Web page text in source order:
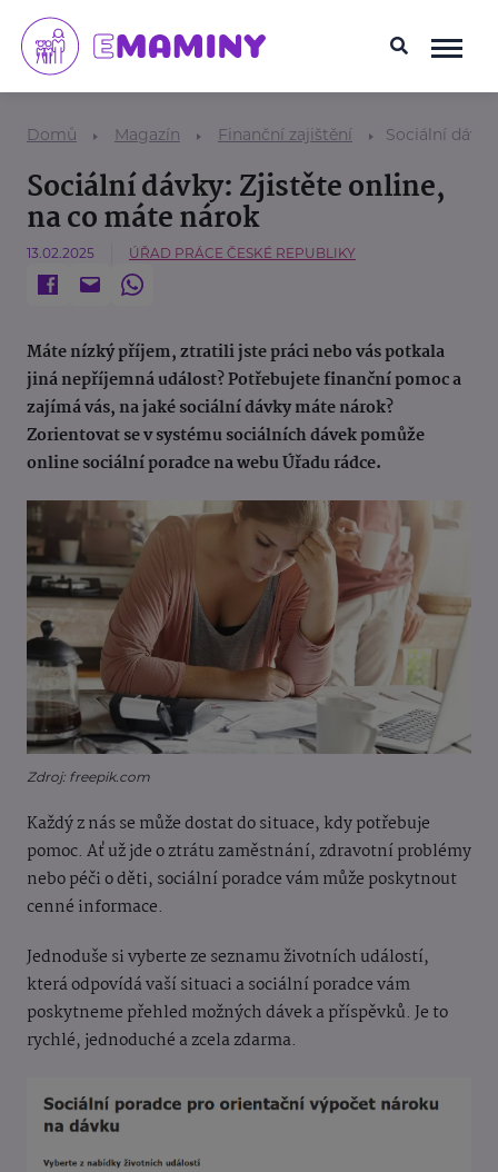
Domů Magazín Finanční zajištění Sociální
Sociální dávky: Zjistěte online,
na co máte nárok
13.02.2025 ÚŘAD PRÁCE ČESKÉ REPUBLIKY
Máte nízký příjem, ztratili jste práci nebo vás potkala
jiná nepříjemná událost? Potřebujete finanční pomoc a
zajímá vás, na jaké sociální dávky máte nárok?
Zorientovat se v systému sociálních dávek pomůže
online sociální poradce na webu Úřadu rádce.
Zdroj: freepik.com
Každý z nás se může dostat do situace, kdy potřebuje
pomoc. Ať už jde o ztrátu zaměstnání, zdravotní problémy
nebo péči o děti, sociální poradce vám může poskytnout
cenné informace.
Jednoduše si vyberte ze seznamu životních událostí,
která odpovídá vaší situaci a sociální poradce vám
poskytneme přehled možných dávek a příspěvků. Je to
rychlé, jednoduché a zcela zdarma.